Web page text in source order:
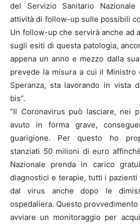
del Servizio Sanitario
attività di follow-up sulle possibili
Un follow-up che servirà anche ad
sugli esiti di questa patologia,
appena un anno e mezzo dalla sua
prevede la misura a cui il Ministro
Speranza, sta lavorando in vista
bis”.
“Il Coronavirus può lasciare, nei
avuto in forma grave,
guarigione. Per questo ho
stanziati 50 milioni di euro
Nazionale prenda in carico
diagnostici e terapie, tutti i
dal virus anche dopo le
ospedaliera. Questo
avviare un monitoraggio per